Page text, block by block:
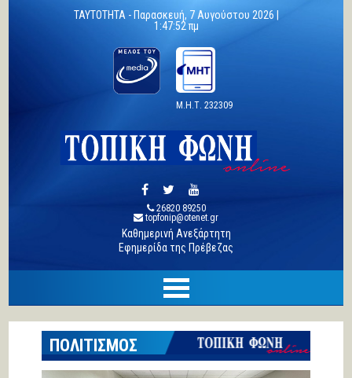
TAYTOTHTA - Παρασκευή, 7 Αυγούστου 2026 |
1:47:53 πμ
Μ.Η.Τ. 232309
26820 89250
topfonip@otenet.gr
Καθημερινή Ανεξάρτητη
Εφημερίδα της Πρέβεζας
ΠΟΛΙΤΙΣΜΟΣ